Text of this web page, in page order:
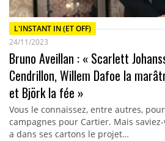
L'INSTANT IN (ET OFF)
24/11/2023
Bruno Aveillan : « Scarlett
Cendrillon, Willem Dafoe la
et Björk la fée »
Vous le connaissez, entre autres,
campagnes pour Cartier. Mais
a dans ses cartons le projet…